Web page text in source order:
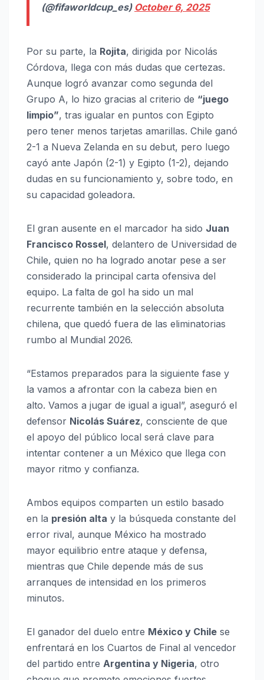
(@fifaworldcup_es) October 6, 2025
Por su parte, la Rojita, dirigida por Nicolás
Córdova, llega con más dudas que certezas.
Aunque logró avanzar como segunda del
Grupo A, lo hizo gracias al criterio de “juego
limpio”, tras igualar en puntos con Egipto
pero tener menos tarjetas amarillas. Chile ganó
2-1 a Nueva Zelanda en su debut, pero luego
cayó ante Japón (2-1) y Egipto (1-2), dejando
dudas en su funcionamiento y, sobre todo, en
su capacidad goleadora.
El gran ausente en el marcador ha sido Juan
Francisco Rossel, delantero de Universidad de
Chile, quien no ha logrado anotar pese a ser
considerado la principal carta ofensiva del
equipo. La falta de gol ha sido un mal
recurrente también en la selección absoluta
chilena, que quedó fuera de las eliminatorias
rumbo al Mundial 2026.
“Estamos preparados para la siguiente fase y
la vamos a afrontar con la cabeza bien en
alto. Vamos a jugar de igual a igual”, aseguró el
defensor Nicolás Suárez, consciente de que
el apoyo del público local será clave para
intentar contener a un México que llega con
mayor ritmo y confianza.
Ambos equipos comparten un estilo basado
en la presión alta y la búsqueda constante del
error rival, aunque México ha mostrado
mayor equilibrio entre ataque y defensa,
mientras que Chile depende más de sus
arranques de intensidad en los primeros
minutos.
El ganador del duelo entre México y Chile se
enfrentará en los Cuartos de Final al vencedor
del partido entre Argentina y Nigeria, otro